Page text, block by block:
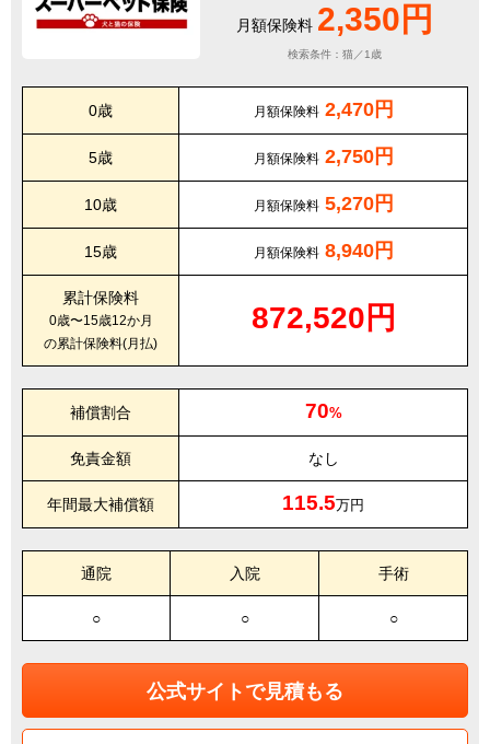
月額保険料 2,350円
検索条件：猫／1歳
0歳 月額保険料 2,470円
5歳 月額保険料 2,750円
10歳 月額保険料 5,270円
15歳 月額保険料 8,940円
累計保険料
0歳〜15歳12か月
の累計保険料(月払)
872,520円
補償割合 70%
免責金額 なし
年間最大補償額 115.5万円
通院 入院 手術
○ ○ ○
公式サイトで見積もる